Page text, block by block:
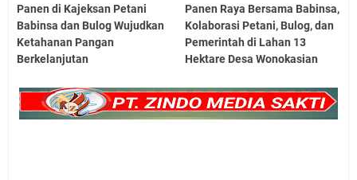
Panen di Kajeksan Petani
Babinsa dan Bulog Wujudkan
Ketahanan Pangan
Berkelanjutan
Panen Raya Bersama Babinsa,
Kolaborasi Petani, Bulog, dan
Pemerintah di Lahan 13
Hektare Desa Wonokasian